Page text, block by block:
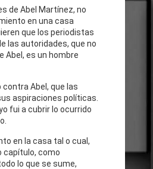
de Abel Martínez, no
en una casa
que los periodistas
las autoridades, que no
Abel, es un hombre
Abel, que las
aspiraciones políticas.
fui a cubrir lo ocurrido
en la casa tal o cual,
capítulo, como
lo que se sume,